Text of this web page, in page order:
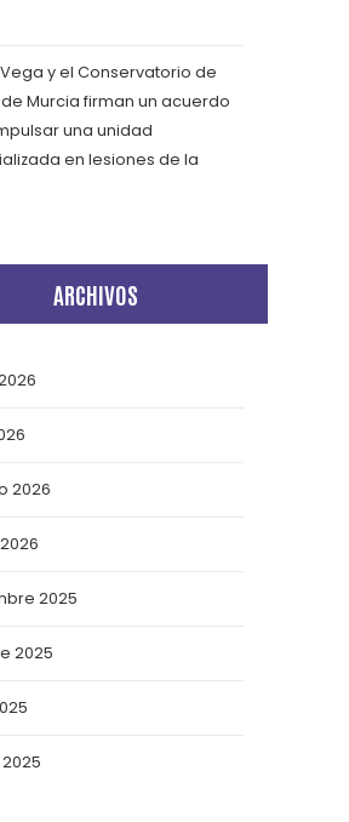
Vega y el Conservatorio de
Murcia firman un acuerdo
una unidad
en lesiones de la
ARCHIVOS
2026
2025
2025